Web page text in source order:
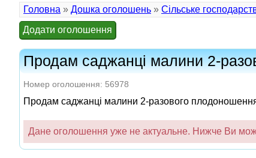
Головна » Дошка оголошень » Сільське
Додати оголошення
Продам саджанці малини 2-
Номер оголошення: 56978
Продам саджанці малини 2-разового
Дане оголошення уже не актуальне. Нижче Ви